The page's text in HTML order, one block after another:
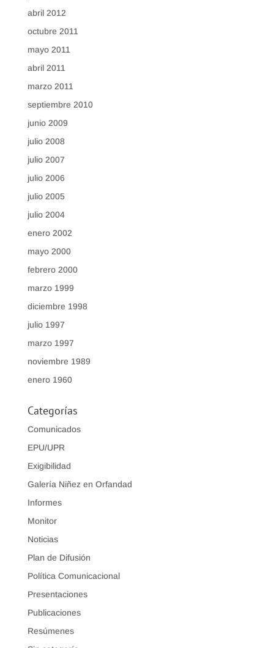
abril 2012
octubre 2011
mayo 2011
abril 2011
marzo 2011
septiembre 2010
junio 2009
julio 2008
julio 2007
julio 2006
julio 2005
julio 2004
enero 2002
mayo 2000
febrero 2000
marzo 1999
diciembre 1998
julio 1997
marzo 1997
noviembre 1989
enero 1960
Categorías
Comunicados
EPU/UPR
Exigibilidad
Galería Niñez en Orfandad
Informes
Monitor
Noticias
Plan de Difusión
Política Comunicacional
Presentaciones
Publicaciones
Resúmenes